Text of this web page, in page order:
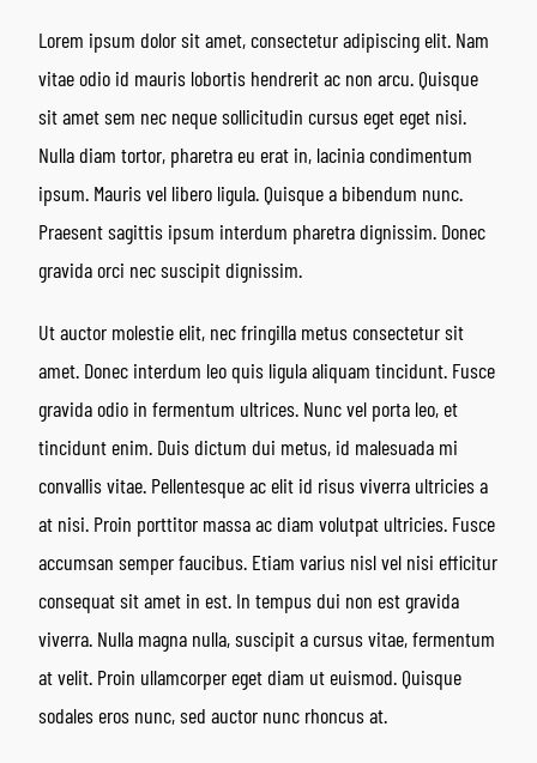
Lorem ipsum dolor sit amet, consectetur adipiscing elit. Nam
vitae odio id mauris lobortis hendrerit ac non arcu. Quisque
sit amet sem nec neque sollicitudin cursus eget eget nisi.
Nulla diam tortor, pharetra eu erat in, lacinia condimentum
ipsum. Mauris vel libero ligula. Quisque a bibendum nunc.
Praesent sagittis ipsum interdum pharetra dignissim. Donec
gravida orci nec suscipit dignissim.
Ut auctor molestie elit, nec fringilla metus consectetur sit
amet. Donec interdum leo quis ligula aliquam tincidunt. Fusce
gravida odio in fermentum ultrices. Nunc vel porta leo, et
tincidunt enim. Duis dictum dui metus, id malesuada mi
convallis vitae. Pellentesque ac elit id risus viverra ultricies a
at nisi. Proin porttitor massa ac diam volutpat ultricies. Fusce
accumsan semper faucibus. Etiam varius nisl vel nisi efficitur
consequat sit amet in est. In tempus dui non est gravida
viverra. Nulla magna nulla, suscipit a cursus vitae, fermentum
at velit. Proin ullamcorper eget diam ut euismod. Quisque
sodales eros nunc, sed auctor nunc rhoncus at.